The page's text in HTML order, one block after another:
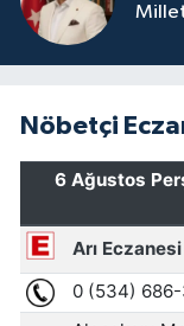
Nöbetçi